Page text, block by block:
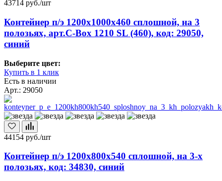
43714 руб./шт
Контейнер п/э 1200х1000х460 сплошной, на 3
полозьях, арт.C-Box 1210 SL (460), код: 29050,
синий
Выберите цвет:
Купить в 1 клик
Есть в наличии
Арт.: 29050
44154 руб./шт
Контейнер п/э 1200х800х540 сплошной, на 3-х
полозьях, код: 34830, синий